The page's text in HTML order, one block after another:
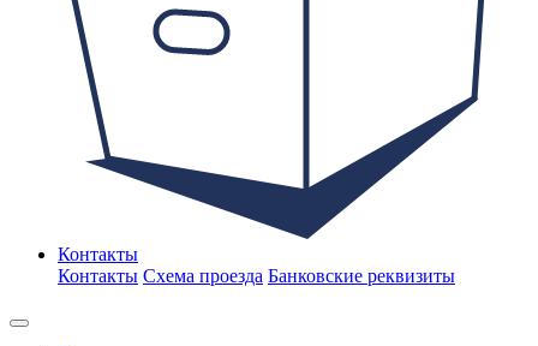
Контакты
Контакты Схема проезда Банковские реквизиты